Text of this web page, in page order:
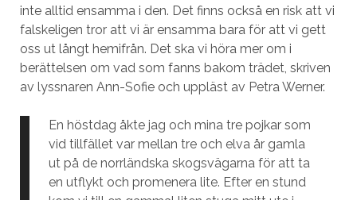
inte alltid ensamma i den. Det finns också en risk att vi
falskeligen tror att vi är ensamma bara för att vi gett
oss ut långt hemifrån. Det ska vi höra mer om i
berättelsen om vad som fanns bakom trädet, skriven
av lyssnaren Ann-Sofie och uppläst av Petra Werner.
En höstdag åkte jag och mina tre pojkar som
vid tillfället var mellan tre och elva år gamla
ut på de norrländska skogsvägarna för att ta
en utflykt och promenera lite. Efter en stund